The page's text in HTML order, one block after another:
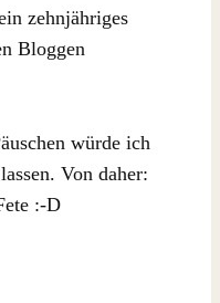
zehnjähriges
Bloggen
würde ich
Von daher:
:-D